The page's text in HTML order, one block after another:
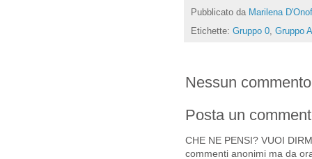
Pubblicato da Marilena
Etichette: Gruppo 0, Gruppo A
Nessun
Posta un
CHE NE PENSI? VUOI
commenti anonimi ma da